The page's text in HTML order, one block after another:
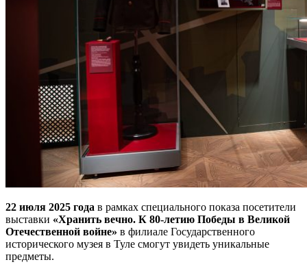
22 июля 2025 года в рамках специального показа посетители
выставки «Хранить вечно. К 80-летию Победы в Великой
Отечественной войне» в филиале Государственного
исторического музея в Туле смогут увидеть уникальные
предметы.